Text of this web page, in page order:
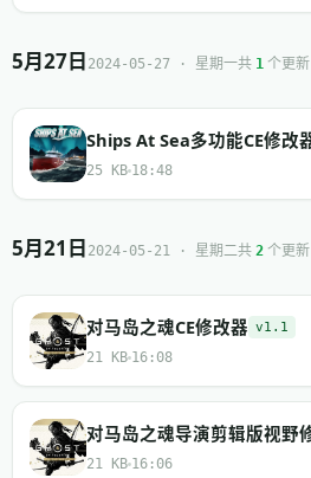
5月27日 2024-05-27 · 星期一共 1 个更新
Ships At Sea多功能CE修改
25 KB 18:48
5月21日 2024-05-21 · 星期二共 2 个更新
对马岛之魂CE修改器 v1.1
21 KB 16:08
对马岛之魂导演剪辑版视野
21 KB 16:06